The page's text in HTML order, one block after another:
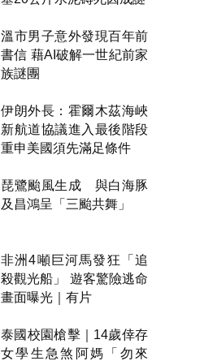
溫市男子意外發現百年前
書信 藉AI破解一世紀前家
族謎團
伊朗外長：霍爾木茲海峽
新航道協議進入最後階段
重申美國須先滿足條件
琵鷺颱風生成 與白海豚
及昌鴻呈「三颱共舞」
非洲4噸巨河馬發狂「追
殺觀光船」 遊客驚險逃命
畫面曝光｜有片
泰國校園槍擊｜14歲倖存
女學生急煞阿媽「勿來